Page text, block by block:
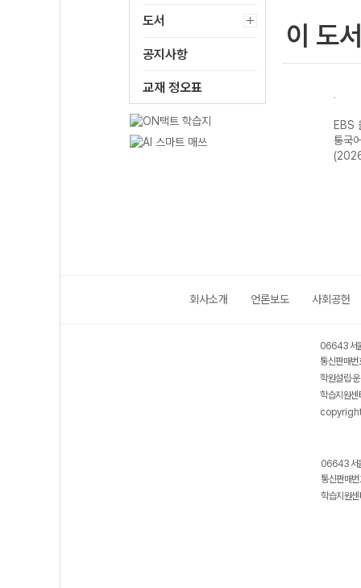
도서
공지사항
교재 정오표
이 도
EBS 올림포스 고
급영어독해 영미
EBS
통국
회사소개 언론보도 사회공헌
06643 서
통신판매
학원설립·
학습지원
06643 서
통신판매
학습지원